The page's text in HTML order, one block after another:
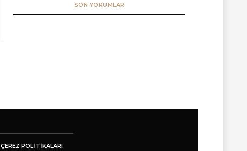
SON YORUMLAR
ÇEREZ POLITIKALARI